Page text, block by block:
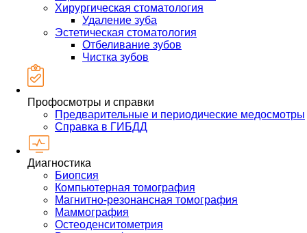
Хирургическая стоматология
Удаление зуба
Эстетическая стоматология
Отбеливание зубов
Чистка зубов
Профосмотры и справки
Предварительные и периодические медосмотры
Справка в ГИБДД
Диагностика
Биопсия
Компьютерная томография
Магнитно-резонансная томография
Маммография
Остеоденситометрия